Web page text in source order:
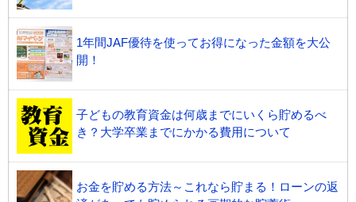
1年間JAF優待を使ってお得になった金額を大公
開！
子どもの教育資金は何歳までにいくら貯めるべ
き？大学卒業までにかかる費用について
お金を貯める方法～これなら貯まる！ローンの返